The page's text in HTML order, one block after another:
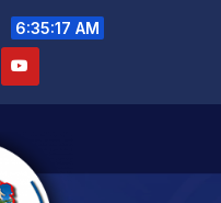
6:35:18 AM